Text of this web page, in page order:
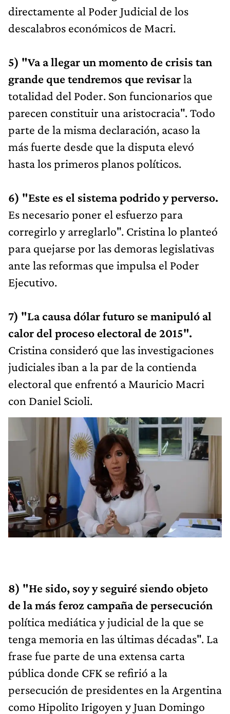
directamente al Poder Judicial de los
descalabros económicos de Macri.
5) "Va a llegar un momento de crisis tan
grande que tendremos que revisarla
totalidad del Poder. Son funcionarios que
parecen constituir una aristocracia". Todo
parte de la misma declaración, acaso la
más fuerte desde que la disputa elevó
hasta los primeros planos políticos.
6) "Este es el sistema podrido y perverso.
Es necesario poner el esfuerzo para
corregirlo y arreglarlo". Cristina lo planteó
para quejarse por las demoras legislativas
ante las reformas que impulsa el Poder
Ejecutivo.
7) "La causa dólar futuro se manipuló al
calor del proceso electoral de 2015".
Cristina consideró que las investigaciones
judiciales iban a la par de la contienda
electoral que enfrentó a Mauricio Macri
con Daniel Scioli.
8) "He sido, soy y seguiré siendo objeto
de la más feroz campaña de persecución
política mediática y judicial de la que se
tenga memoria en las últimas décadas". La
frase fue parte de una extensa carta
pública donde CFK se refirió a la
persecución de presidentes en la Argentina
como Hipolito Irigoyen y Juan Domingo